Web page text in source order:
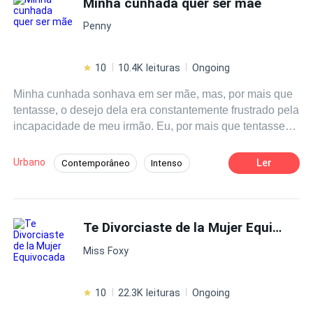
edificios, cada uno rival del otro en el ramo textil con la
calidad; que se necesita para cada uno de sus
llegué a ¿Que me odiaran? Eso lo sabrán más adelante,
Penny
10 10.4K leituras Ongoing
Minha cunhada sonhava em ser mãe, mas, por mais que
tentasse, o desejo dela era constantemente frustrado pela
incapacidade de meu irmão. Eu, por mais que tentasse
Urbano Contemporâneo Intenso Ler
Te Divorciaste de la Mujer Equivocada
Miss Foxy
10 22.3K leituras Ongoing